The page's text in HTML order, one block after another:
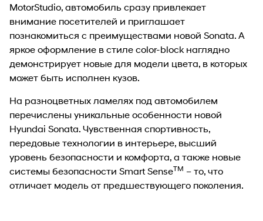
MotorStudio, автомобиль сразу привлекает
внимание посетителей и приглашает
познакомиться с преимуществами новой Sonata. А
яркое оформление в стиле color-block наглядно
демонстрирует новые для модели цвета, в которых
может быть исполнен кузов.
На разноцветных ламелях под автомобилем
перечислены уникальные особенности новой
Hyundai Sonata. Чувственная спортивность,
передовые технологии в интерьере, высший
уровень безопасности и комфорта, а также новые
системы безопасности Smart SenseТМ – то, что
отличает модель от предшествующего поколения.